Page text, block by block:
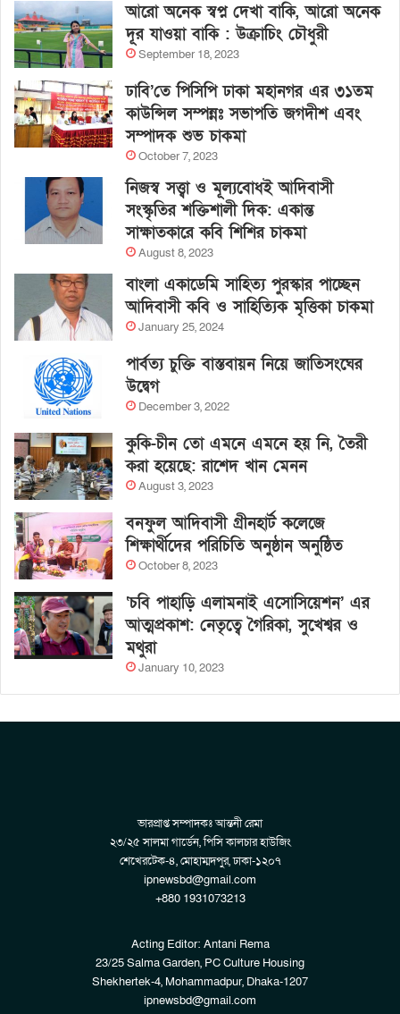
আরো অনেক স্বপ্ন দেখা বাকি, আরো অনেক
দূর যাওয়া বাকি : উক্রাচিং চৌধুরী
September 18, 2023
ঢাবি’তে পিসিপি ঢাকা মহানগর এর ৩১তম
কাউন্সিল সম্পন্নঃ সভাপতি জগদীশ এবং
সম্পাদক শুভ চাকমা
October 7, 2023
নিজস্ব সত্ত্বা ও মূল্যবোধই আদিবাসী
সংস্কৃতির শক্তিশালী দিক: একান্ত
সাক্ষাতকারে কবি শিশির চাকমা
August 8, 2023
বাংলা একাডেমি সাহিত্য পুরস্কার পাচ্ছেন
আদিবাসী কবি ও সাহিত্যিক মৃত্তিকা চাকমা
January 25, 2024
পার্বত্য চুক্তি বাস্তবায়ন নিয়ে জাতিসংঘের
উদ্বেগ
December 3, 2022
কুকি-চীন তো এমনে এমনে হয় নি, তৈরী
করা হয়েছে: রাশেদ খান মেনন
August 3, 2023
বনফুল আদিবাসী গ্রীনহার্ট কলেজে
শিক্ষার্থীদের পরিচিতি অনুষ্ঠান অনুষ্ঠিত
October 8, 2023
‘চবি পাহাড়ি এলামনাই এসোসিয়েশন’ এর
আত্মপ্রকাশ: নেতৃত্বে গৈরিকা, সুখেশ্বর ও
মথুরা
January 10, 2023
ভারপ্রাপ্ত সম্পাদকঃ আন্তনী রেমা
২৩/২৫ সালমা গার্ডেন, পিসি কালচার হাউজিং
শেখেরটেক-৪, মোহাম্মদপুর, ঢাকা-১২০৭
ipnewsbd@gmail.com
+880 1931073213
Acting Editor: Antani Rema
23/25 Salma Garden, PC Culture Housing
Shekhertek-4, Mohammadpur, Dhaka-1207
ipnewsbd@gmail.com